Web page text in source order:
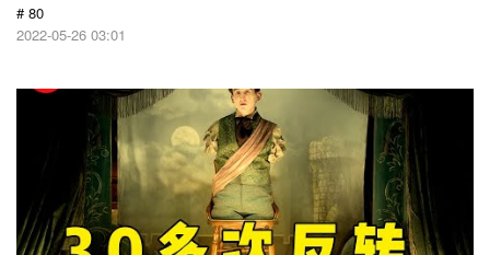
# 80
2022-05-26 03:01